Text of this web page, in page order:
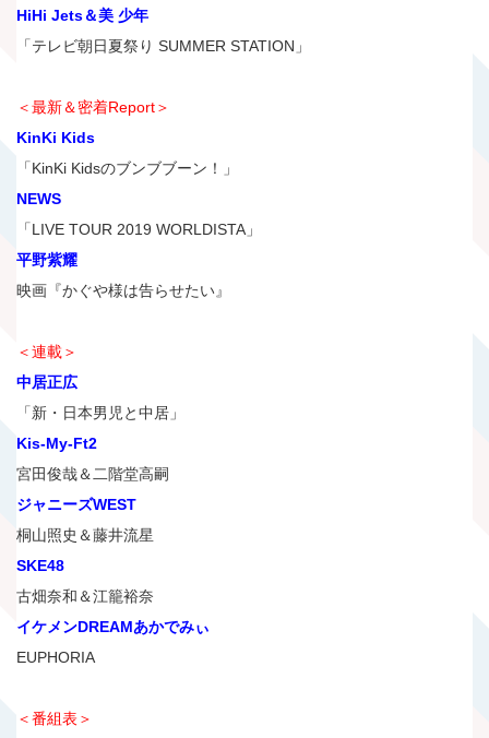
HiHi Jets＆美 少年
「テレビ朝日夏祭り SUMMER STATION」
＜最新＆密着Report＞
KinKi Kids
「KinKi Kidsのブンブブーン！」
NEWS
「LIVE TOUR 2019 WORLDISTA」
平野紫耀
映画『かぐや様は告らせたい』
＜連載＞
中居正広
「新・日本男児と中居」
Kis-My-Ft2
宮田俊哉＆二階堂高嗣
ジャニーズWEST
桐山照史＆藤井流星
SKE48
古畑奈和＆江籠裕奈
イケメンDREAMあかでみぃ
EUPHORIA
＜番組表＞